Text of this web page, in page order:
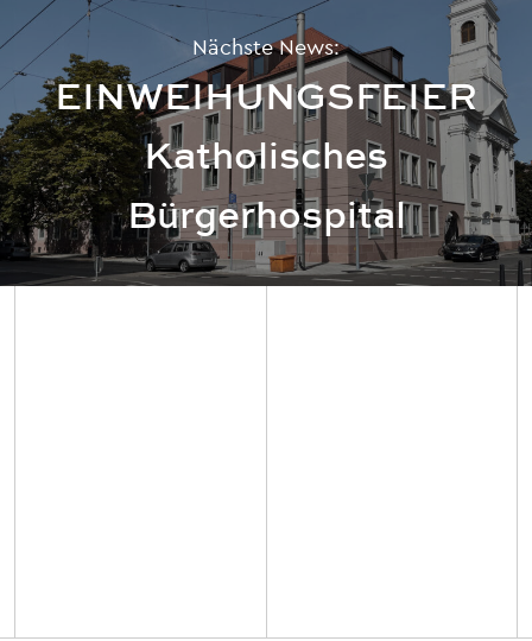
Nächste News:
EINWEIHUNGSFEIER
Katholisches
Bürgerhospital